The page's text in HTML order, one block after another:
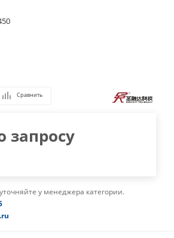
Сравнить
запросу
у менеджера категории.